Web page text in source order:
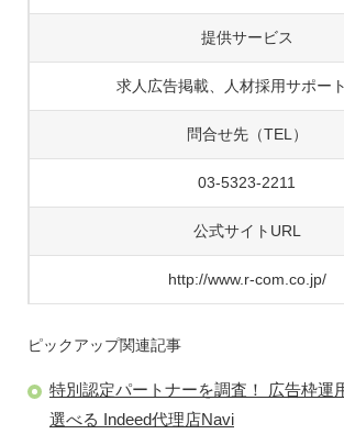
提供サービス
求人広告掲載、人材採用サポー
問合せ先（TEL）
03-5323-2211
公式サイトURL
http://www.r-com.co.jp/
ピックアップ関連記事
特別認定パートナーを調査！ 広告枠運
選べる Indeed代理店Navi